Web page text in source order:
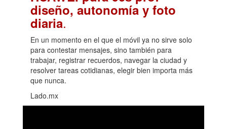
diseño, autonomía y foto
diaria.
En un momento en el que el móvil ya no sirve solo
para contestar mensajes, sino también para
trabajar, registrar recuerdos, navegar la ciudad y
resolver tareas cotidianas, elegir bien importa más
que nunca.
Lado.mx